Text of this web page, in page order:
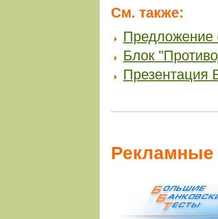
См. также:
Блок
Презентация